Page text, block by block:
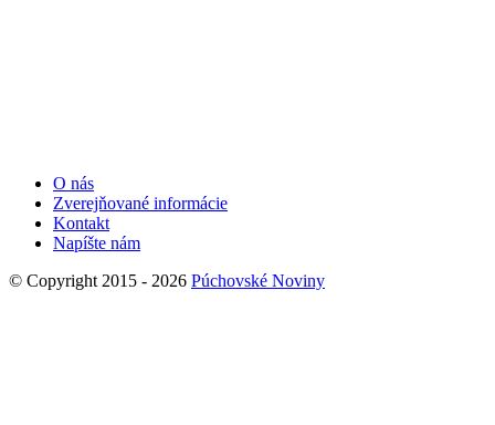
O nás
Zverejňované informácie
Kontakt
Napíšte nám
© Copyright 2015 - 2026 Púchovské Noviny